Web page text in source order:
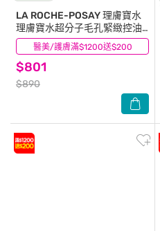
醫美/護膚滿$1200送$200
LA ROCHE-POSAY 理膚寶水
理膚寶水超分子毛孔緊緻控油
保濕乳40ml
$801
$890
(0)